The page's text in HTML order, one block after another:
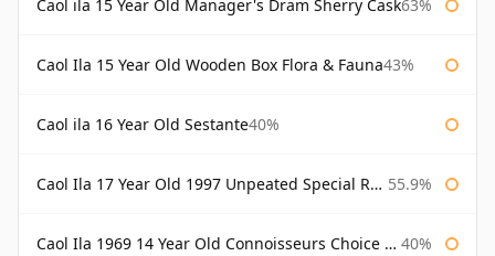
Caol ila 15 Year Old Manager's Dram Sherry Cask63%
Caol Ila 15 Year Old Wooden Box Flora & Fauna43%
Caol ila 16 Year Old Sestante40%
Caol Ila 17 Year Old 1997 Unpeated Special Release 2015 55.9%
Caol Ila 1969 14 Year Old Connoisseurs Choice Gordon & Macphail 40%